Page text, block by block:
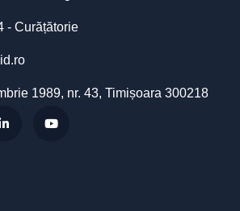
- Curățătorie
1989, nr. 43, Timișoara 300218